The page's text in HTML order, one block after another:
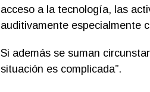
acceso a la tecnología, las
auditivamente especialmente
Si además se suman
situación es complicada”.